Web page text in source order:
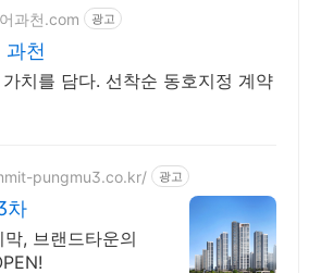
과천.com 광고
천
치를 담다. 선착순 동호지정 계약
pungmu3.co.kr/ 광고
차
, 브랜드타운의